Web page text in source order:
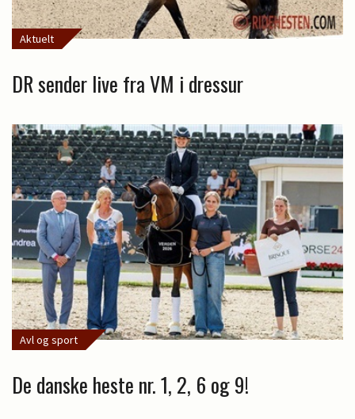
Aktuelt
DR sender live fra VM i dressur
Avl og sport
De danske heste nr. 1, 2, 6 og 9!